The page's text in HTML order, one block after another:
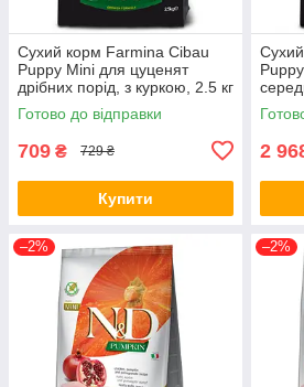
Сухий корм Farmina Cibau
Puppy Mini для цуценят
дрібних порід, з куркою, 2.5 кг
(*)
Готово до відправки
709 ₴ 729 ₴
Купити
кг (*)
2
–2% –2%